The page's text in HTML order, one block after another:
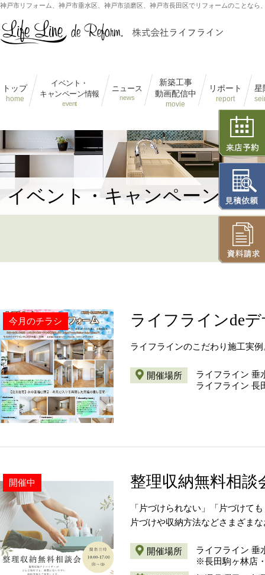
神戸市リフォーム、神戸市垂水区、神戸市須磨区、神戸市長田区でリフォームのことな
トップ
home
イベント・
キャンペーン情報
event
ニュース
news
新築工事
動画配信中
movie
リポート
report
星
イベント・キャンペーン情報
今月のチラシ ライフラインde
ライフラインのこだわり施工実
開催場所
ライフライン 垂
ライフライン 長
開催中 整理収納無料相談
「片づけられない」「片づけて
片づけや収納方法などさまざま
開催場所
ライフライン 垂
※長田駒ヶ林店